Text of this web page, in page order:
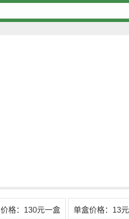
价格：130元一盒 单盒价格：13